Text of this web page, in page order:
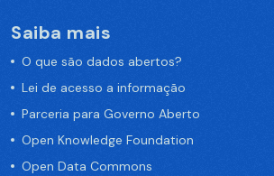
Saiba mais
O que são dados abertos?
Lei de acesso a informação
Parceria para Governo Aberto
Open Knowledge Foundation
Open Data Commons